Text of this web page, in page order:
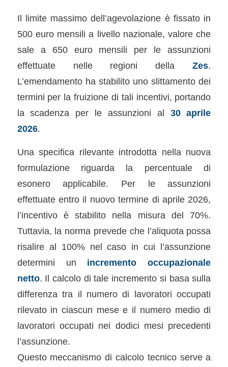
Il limite massimo dell’agevolazione è fissato in
500 euro mensili a livello nazionale, valore che
sale a 650 euro mensili per le assunzioni
effettuate nelle regioni dellaZes.
L’emendamento ha stabilito uno slittamento dei
termini per la fruizione di tali incentivi, portando
la scadenza per le assunzioni al 30 aprile
2026.
Una specifica rilevante introdotta nella nuova
formulazione riguarda la percentuale di
esonero applicabile. Per le assunzioni
effettuate entro il nuovo termine di aprile 2026,
l’incentivo è stabilito nella misura del 70%.
Tuttavia, la norma prevede che l’aliquota possa
risalire al 100% nel caso in cui l’assunzione
determini un incremento occupazionale
netto. Il calcolo di tale incremento si basa sulla
differenza tra il numero di lavoratori occupati
rilevato in ciascun mese e il numero medio di
lavoratori occupati nei dodici mesi precedenti
l’assunzione.
Questo meccanismo di calcolo tecnico serve a